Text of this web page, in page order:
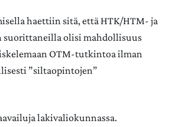
haettiin sitä, että HTK/HTM- ja
olisi mahdollisuus
OTM-tutkintoa ilman
”siltaopintojen”
lakivaliokunnassa.